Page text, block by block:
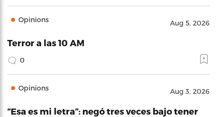
Opinions Aug 5, 2026
Terror a las 10 AM
0
Opinions Aug 3, 2026
“Esa es mi letra”: negó tres veces bajo tener